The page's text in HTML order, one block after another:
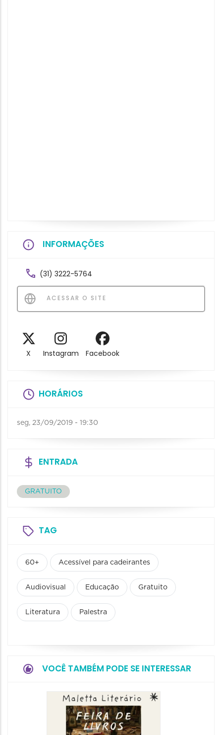
INFORMAÇÕES
(31) 3222-5764
ACESSAR O SITE
X Instagram Facebook
HORÁRIOS
seg, 23/09/2019 - 19:30
ENTRADA
GRATUITO
TAG
60+ Acessível para cadeirantes
Audiovisual Educação Gratuito
Literatura Palestra
VOCÊ TAMBÉM PODE SE INTERESSAR